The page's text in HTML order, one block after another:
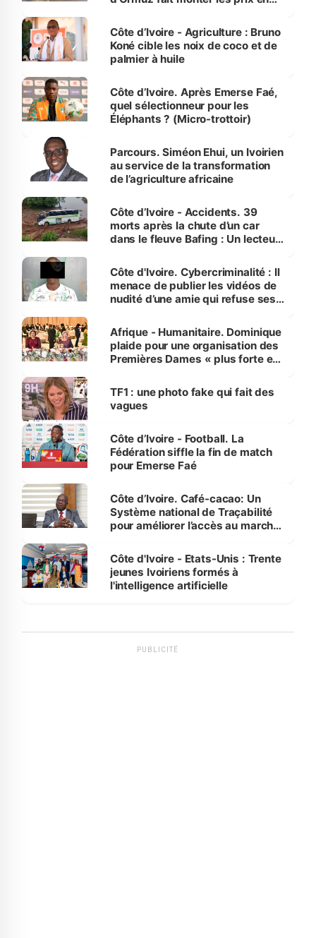
Côte d’Ivoire - Agriculture : Bruno
Koné cible les noix de coco et de
palmier à huile
Côte d’Ivoire. Après Emerse Faé,
quel sélectionneur pour les
Éléphants ? (Micro-trottoir)
Parcours. Siméon Ehui, un Ivoirien
au service de la transformation
de l’agriculture africaine
Côte d’Ivoire - Accidents. 39
morts après la chute d’un car
dans le fleuve Bafing : Un lecteur
des Transports
Côte d'Ivoire. Cybercriminalité : Il
menace de publier les vidéos de
nudité d’une amie qui refuse ses
Afrique - Humanitaire. Dominique
plaide pour une organisation des
Premières Dames « plus forte et
sur la scène internationale »
TF1 : une photo fake qui fait des
vagues
Côte d’Ivoire - Football. La
Fédération siffle la fin de match
pour Emerse Faé
Côte d’Ivoire. Café-cacao: Un
Système national de Traçabilité
pour améliorer l’accès au marché
Côte d'Ivoire - Etats-Unis : Trente
jeunes Ivoiriens formés à
l'intelligence artificielle
PUBLICITÉ